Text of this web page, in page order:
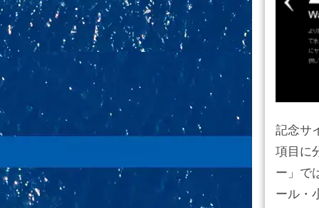
記念サ
項目に
ー」で
ール・